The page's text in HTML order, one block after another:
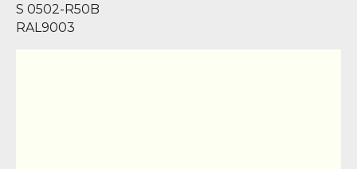
S 0502-R50B
RAL9003